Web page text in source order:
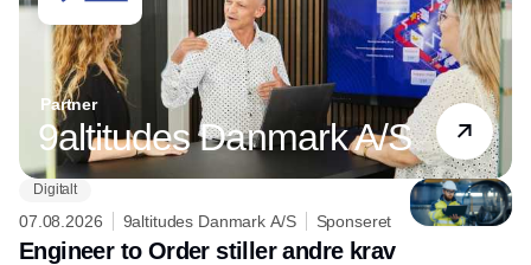
Partner
9altitudes Danmark A/S
Digitalt
07.08.2026 9altitudes Danmark A/S Sponseret
Engineer to Order stiller andre krav